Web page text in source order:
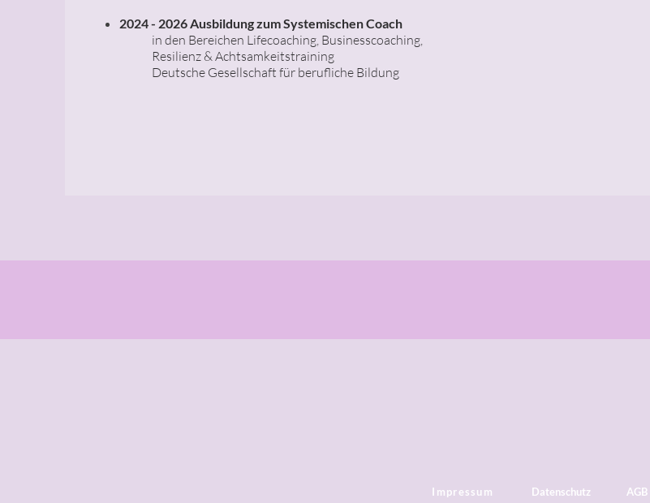
2024 - 2026 Ausbildung zum Systemischen Coach
in den Bereichen Lifecoaching, Businesscoaching,
Resilienz & Achtsamkeitstraining
Deutsche Gesellschaft für berufliche Bildung
Impressum Datenschutz AGB